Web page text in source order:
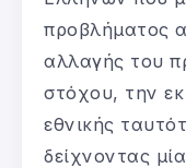
προβλήματος
αλλαγής του
στόχου, την
εθνικής
δείχνοντας